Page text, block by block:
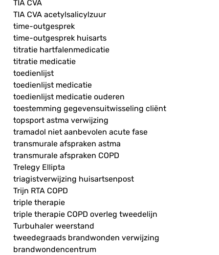
TIA CVA
TIA CVA acetylsalicylzuur
time-outgesprek
time-outgesprek huisarts
titratie hartfalenmedicatie
titratie medicatie
toedienlijst
toedienlijst medicatie
toedienlijst medicatie ouderen
toestemming gegevensuitwisseling cliënt
topsport astma verwijzing
tramadol niet aanbevolen acute fase
transmurale afspraken astma
transmurale afspraken COPD
Trelegy Ellipta
triagistverwijzing huisartsenpost
Trijn RTA COPD
triple therapie
triple therapie COPD overleg tweedelijn
Turbuhaler weerstand
tweedegraads brandwonden verwijzing
brandwondencentrum